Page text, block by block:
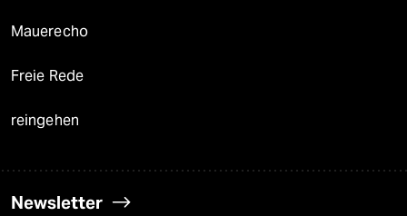
Mauerecho
Freie Rede
reingehen
Newsletter